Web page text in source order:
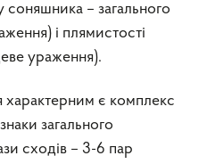
соняшника – загального
і плямистості
ураження).
є комплекс
загального
сходів – 3-6 пар